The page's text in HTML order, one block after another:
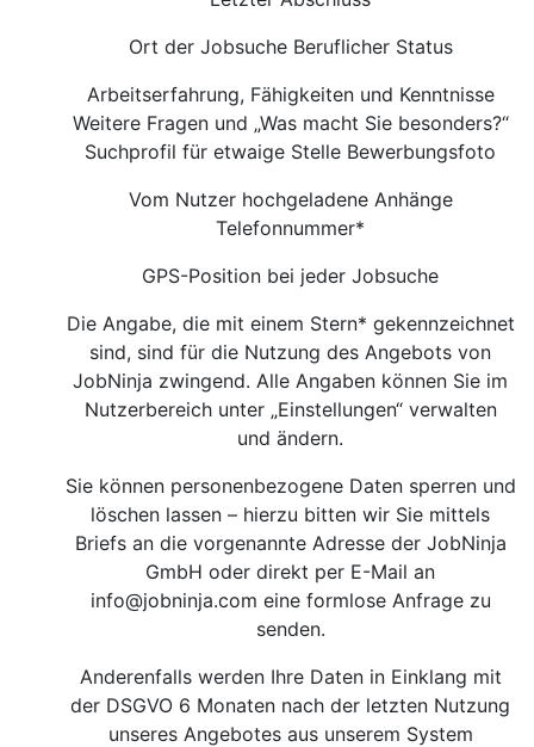
Ort der Jobsuche Beruflicher Status
Arbeitserfahrung, Fähigkeiten und Kenntnisse
Weitere Fragen und „Was macht Sie besonders?“
Suchprofil für etwaige Stelle Bewerbungsfoto
Vom Nutzer hochgeladene Anhänge
Telefonnummer*
GPS-Position bei jeder Jobsuche
Die Angabe, die mit einem Stern* gekennzeichnet
sind, sind für die Nutzung des Angebots von
JobNinja zwingend. Alle Angaben können Sie im
Nutzerbereich unter „Einstellungen“ verwalten
und ändern.
Sie können personenbezogene Daten sperren und
löschen lassen – hierzu bitten wir Sie mittels
Briefs an die vorgenannte Adresse der JobNinja
GmbH oder direkt per E-Mail an
info@jobninja.com eine formlose Anfrage zu
senden.
Anderenfalls werden Ihre Daten in Einklang mit
der DSGVO 6 Monaten nach der letzten Nutzung
unseres Angebotes aus unserem System